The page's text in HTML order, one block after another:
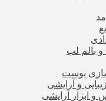
و بالم لب
پوست
و آرایشی
و ابزار آرایشی